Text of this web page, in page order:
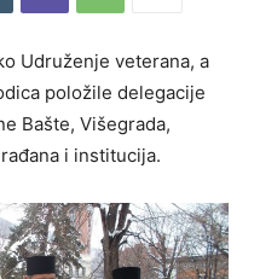
Udruženje veterana, a
položile delegacije
Bašte, Višegrada,
i institucija.